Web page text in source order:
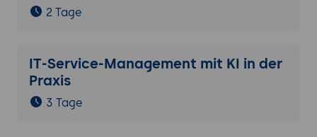
2 Tage
IT-Service-Management mit KI in der
Praxis
3 Tage